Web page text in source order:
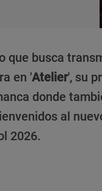
que busca
en 'Atelier', su
donde
al
2026.